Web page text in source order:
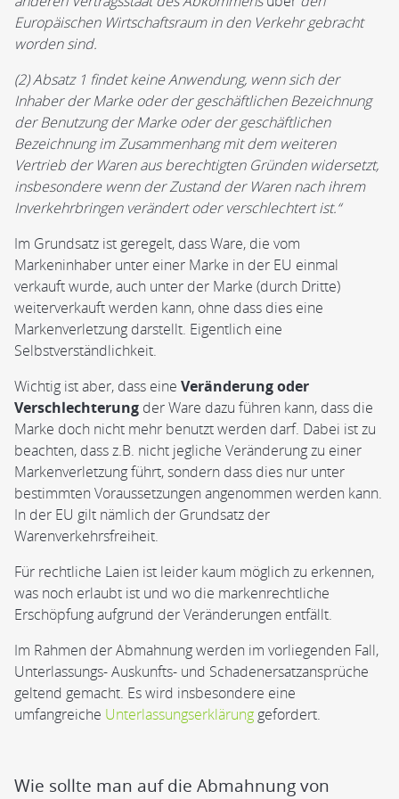
Europäischen Wirtschaftsraum in den Verkehr gebracht
worden sind.
(2) Absatz 1 findet keine Anwendung, wenn sich der
Inhaber der Marke oder der geschäftlichen Bezeichnung
der Benutzung der Marke oder der geschäftlichen
Bezeichnung im Zusammenhang mit dem weiteren
Vertrieb der Waren aus berechtigten Gründen widersetzt,
insbesondere wenn der Zustand der Waren nach ihrem
Inverkehrbringen verändert oder verschlechtert ist.“
Im Grundsatz ist geregelt, dass Ware, die vom
Markeninhaber unter einer Marke in der EU einmal
verkauft wurde, auch unter der Marke (durch Dritte)
weiterverkauft werden kann, ohne dass dies eine
Markenverletzung darstellt. Eigentlich eine
Selbstverständlichkeit.
Wichtig ist aber, dass eine Veränderung oder
Verschlechterung der Ware dazu führen kann, dass die
Marke doch nicht mehr benutzt werden darf. Dabei ist zu
beachten, dass z.B. nicht jegliche Veränderung zu einer
Markenverletzung führt, sondern dass dies nur unter
bestimmten Voraussetzungen angenommen werden kann.
In der EU gilt nämlich der Grundsatz der
Warenverkehrsfreiheit.
Für rechtliche Laien ist leider kaum möglich zu erkennen,
was noch erlaubt ist und wo die markenrechtliche
Erschöpfung aufgrund der Veränderungen entfällt.
Im Rahmen der Abmahnung werden im vorliegenden Fall,
Unterlassungs- Auskunfts- und Schadenersatzansprüche
geltend gemacht. Es wird insbesondere eine
umfangreiche Unterlassungserklärung gefordert.
Wie sollte man auf die Abmahnung von